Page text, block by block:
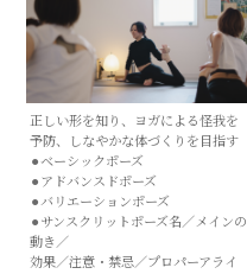
正しい形を知り、ヨガによる怪我を
予防、しなやかな体づくりを目指す
⚫︎ベーシックポーズ
⚫︎アドバンスドポーズ
⚫︎バリエーションポーズ
⚫︎サンスクリットポーズ名／メインの
動き／
効果／注意・禁忌／プロパーアライ